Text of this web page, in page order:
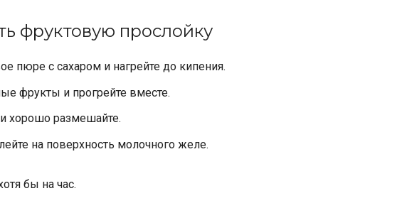
фруктовую прослойку
пюре с сахаром и нагрейте до кипения.
фрукты и прогрейте вместе.
и хорошо размешайте.
на поверхность молочного желе.
бы на час.